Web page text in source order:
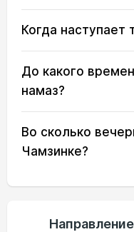
02:27 04:40
21, Пт 02:33 04:44
22, Сб 02:36 04:46
02:39 04:48
Когда наступает
До какого
намаз?
Во сколько
Чамзинке?